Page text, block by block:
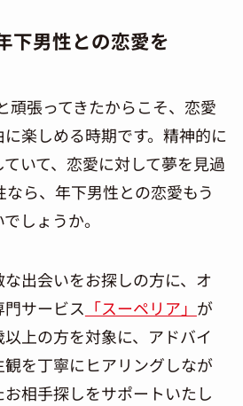
下男性との恋愛を
頑張ってきたからこそ、恋愛
楽しめる時期です。精神的に
いて、恋愛に対して夢を見過
ら、年下男性との恋愛もう
しょうか。
出会いをお探しの方に、オ
サービス 「スーペリア」 が
上の方を対象に、アドバイ
を丁寧にヒアリングしなが
相手探しをサポートいたし